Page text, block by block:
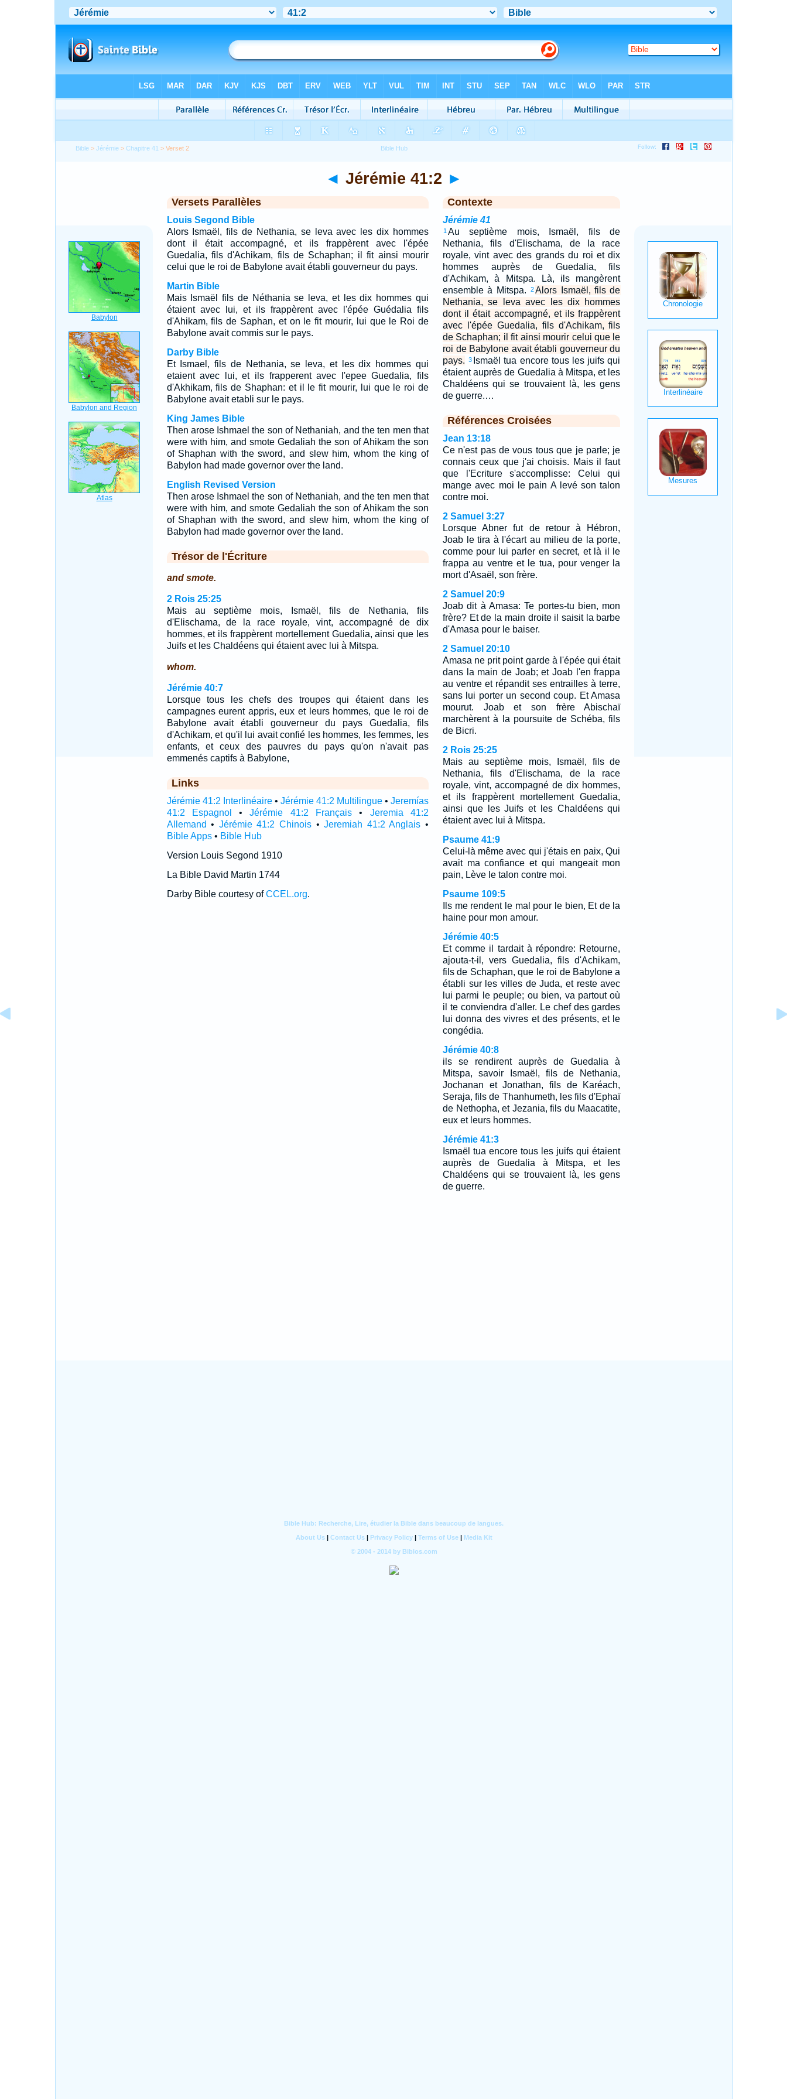
Bible >Jérémie >Chapitre 41 > Verset 2
◄ Jérémie 41:2 ►
Versets Parallèles
Louis Segond Bible
Alors Ismaël, fils de Nethania, se leva avec les dix hommes
dont il était accompagné, et ils frappèrent avec l'épée
Guedalia, fils d'Achikam, fils de Schaphan; il fit ainsi mourir
celui que le roi de Babylone avait établi gouverneur du pays.
Martin Bible
Mais Ismaël fils de Néthania se leva, et les dix hommes qui
étaient avec lui, et ils frappèrent avec l'épée Guédalia fils
d'Ahikam, fils de Saphan, et on le fit mourir, lui que le Roi de
Babylone avait commis sur le pays.
Darby Bible
Et Ismael, fils de Nethania, se leva, et les dix hommes qui
etaient avec lui, et ils frapperent avec l'epee Guedalia, fils
d'Akhikam, fils de Shaphan: et il le fit mourir, lui que le roi de
Babylone avait etabli sur le pays.
King James Bible
Then arose Ishmael the son of Nethaniah, and the ten men that
were with him, and smote Gedaliah the son of Ahikam the son
of Shaphan with the sword, and slew him, whom the king of
Babylon had made governor over the land.
English Revised Version
Then arose Ishmael the son of Nethaniah, and the ten men that
were with him, and smote Gedaliah the son of Ahikam the son
of Shaphan with the sword, and slew him, whom the king of
Babylon had made governor over the land.
Trésor de l'Écriture
and smote.
2 Rois 25:25
Mais au septième mois, Ismaël, fils de Nethania, fils
d'Elischama, de la race royale, vint, accompagné de dix
hommes, et ils frappèrent mortellement Guedalia, ainsi que les
Juifs et les Chaldéens qui étaient avec lui à Mitspa.
whom.
Jérémie 40:7
Lorsque tous les chefs des troupes qui étaient dans les
campagnes eurent appris, eux et leurs hommes, que le roi de
Babylone avait établi gouverneur du pays Guedalia, fils
d'Achikam, et qu'il lui avait confié les hommes, les femmes, les
enfants, et ceux des pauvres du pays qu'on n'avait pas
emmenés captifs à Babylone,
Links
Jérémie 41:2 Interlinéaire• Jérémie 41:2 Multilingue• Jeremías
41:2 Espagnol
•Jérémie 41:2 Français • Jeremia 41:2
Allemand • Jérémie 41:2 Chinois•Jeremiah 41:2 Anglais •
Bible Apps• Bible Hub
Version Louis Segond 1910
La Bible David Martin 1744
Darby Bible courtesy ofCCEL.org.
Contexte
Jérémie 41
1 Au septième mois, Ismaël, fils de
Nethania, fils d'Elischama, de la race
royale, vint avec des grands du roi et dix
hommes auprès de Guedalia, fils
d'Achikam, à Mitspa. Là, ils mangèrent
ensemble à Mitspa.
2Alors Ismaël, fils de
Nethania, se leva avec les dix hommes
dont il était accompagné, et ils frappèrent
avec l'épée Guedalia, fils d'Achikam, fils
de Schaphan; il fit ainsi mourir celui que le
roi de Babylone avait établi gouverneur du
pays. 3 Ismaël tua encore tous les juifs qui
étaient auprès de Guedalia à Mitspa, et les
Chaldéens qui se trouvaient là, les gens
de guerre.…
Références Croisées
Jean 13:18
Ce n'est pas de vous tous que je parle; je
connais ceux que j'ai choisis. Mais il faut
que l'Ecriture s'accomplisse: Celui qui
mange avec moi le pain A levé son talon
contre moi.
2 Samuel 3:27
Lorsque Abner fut de retour à Hébron,
Joab le tira à l'écart au milieu de la porte,
comme pour lui parler en secret, et là il le
frappa au ventre et le tua, pour venger la
mort d'Asaël, son frère.
2 Samuel 20:9
Joab dit à Amasa: Te portes-tu bien, mon
frère? Et de la main droite il saisit la barbe
d'Amasa pour le baiser.
2 Samuel 20:10
Amasa ne prit point garde à l'épée qui était
dans la main de Joab; et Joab l'en frappa
au ventre et répandit ses entrailles à terre,
sans lui porter un second coup. Et Amasa
mourut. Joab et son frère Abischaï
marchèrent à la poursuite de Schéba, fils
de Bicri.
2 Rois 25:25
Mais au septième mois, Ismaël, fils de
Nethania, fils d'Elischama, de la race
royale, vint, accompagné de dix hommes,
et ils frappèrent mortellement Guedalia,
ainsi que les Juifs et les Chaldéens qui
étaient avec lui à Mitspa.
Psaume 41:9
Celui-là même avec qui j'étais en paix, Qui
avait ma confiance et qui mangeait mon
pain, Lève le talon contre moi.
Psaume 109:5
Ils me rendent le mal pour le bien, Et de la
haine pour mon amour.
Jérémie 40:5
Et comme il tardait à répondre: Retourne,
ajouta-t-il, vers Guedalia, fils d'Achikam,
fils de Schaphan, que le roi de Babylone a
établi sur les villes de Juda, et reste avec
lui parmi le peuple; ou bien, va partout où
il te conviendra d'aller. Le chef des gardes
lui donna des vivres et des présents, et le
congédia.
Jérémie 40:8
ils se rendirent auprès de Guedalia à
Mitspa, savoir Ismaël, fils de Nethania,
Jochanan et Jonathan, fils de Karéach,
Seraja, fils de Thanhumeth, les fils d'Ephaï
de Nethopha, et Jezania, fils du Maacatite,
eux et leurs hommes.
Jérémie 41:3
Ismaël tua encore tous les juifs qui étaient
auprès de Guedalia à Mitspa, et les
Chaldéens qui se trouvaient là, les gens
de guerre.